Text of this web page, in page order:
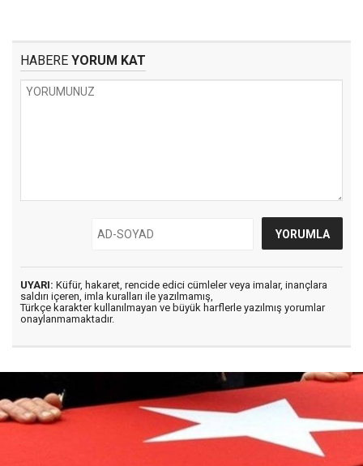
HABERE YORUM KAT
UYARI: Küfür, hakaret, rencide edici cümleler veya imalar, inançlara
saldırı içeren, imla kuralları ile yazılmamış,
Türkçe karakter kullanılmayan ve büyük harflerle yazılmış yorumlar
onaylanmamaktadır.